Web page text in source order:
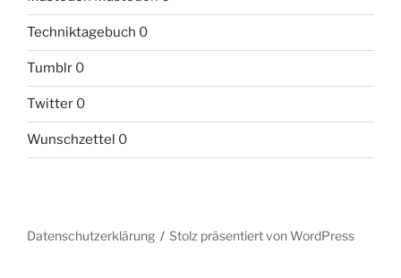
Techniktagebuch 0
Tumblr 0
Twitter 0
Wunschzettel 0
Datenschutzerklärung Stolz präsentiert von WordPress